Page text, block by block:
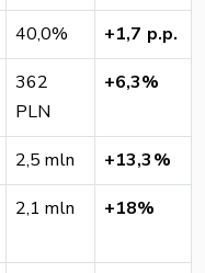
40,0%
+1,7 p.p.
362
PLN
+6,3%
2,5 mln
+13,3%
2,1 mln +18%